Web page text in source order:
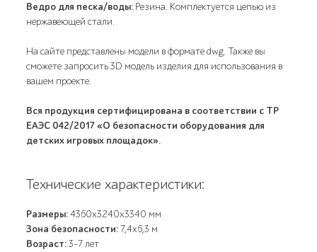
Ведро для песка/воды: Резина. Комплектуется цепью из
нержавеющей стали.
На сайте представлены модели в формате dwg. Также вы
сможете запросить 3D модель изделия для использования в
вашем проекте.
Вся продукция сертифицирована в соответствии с ТР
ЕАЭС 042/2017 «О безопасности оборудования для
детских игровых площадок».
Технические характеристики:
Размеры:4360х3240х3340 мм
Зона безопасности:7,4х6,3 м
Возраст:3-7 лет